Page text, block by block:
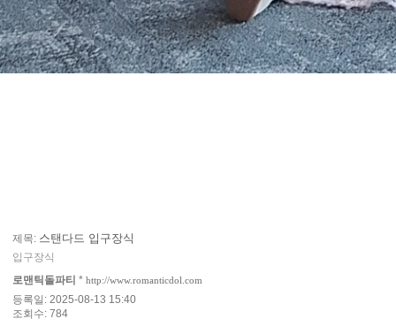
제목: 스탠다드 입구장식
입구장식
로맨틱돌파티 * http://www.romanticdol.com
등록일: 2025-08-13 15:40
조회수: 784